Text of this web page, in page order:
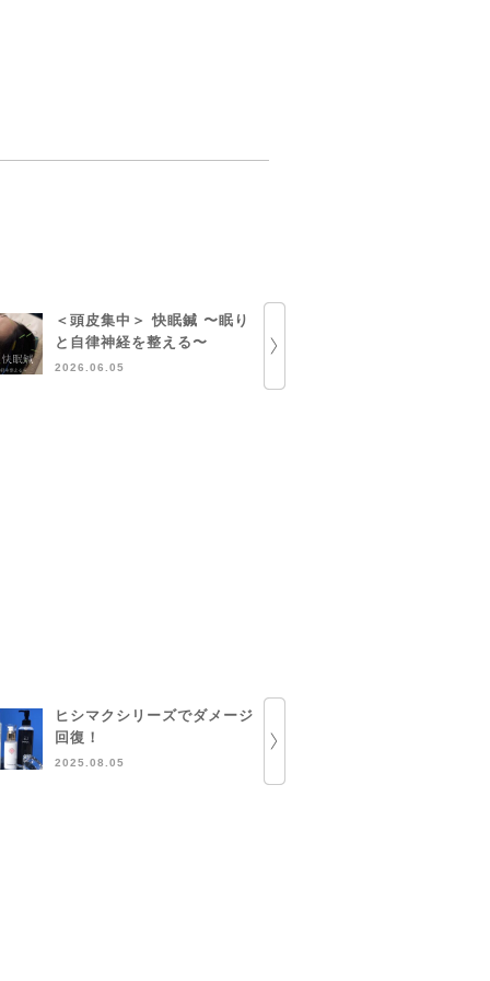
＜頭皮集中＞ 快眠鍼 〜眠り
と自律神経を整える〜
2026.06.05
ヒシマクシリーズでダメージ
回復！
2025.08.05